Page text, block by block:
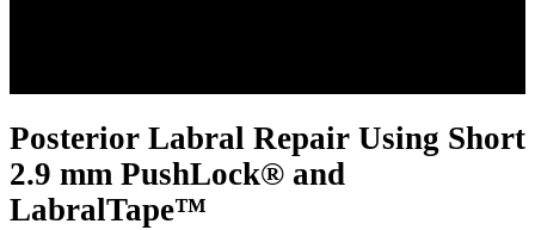
Video
Posterior Labral Repair Using Short
2.9 mm PushLock® and
LabralTape™